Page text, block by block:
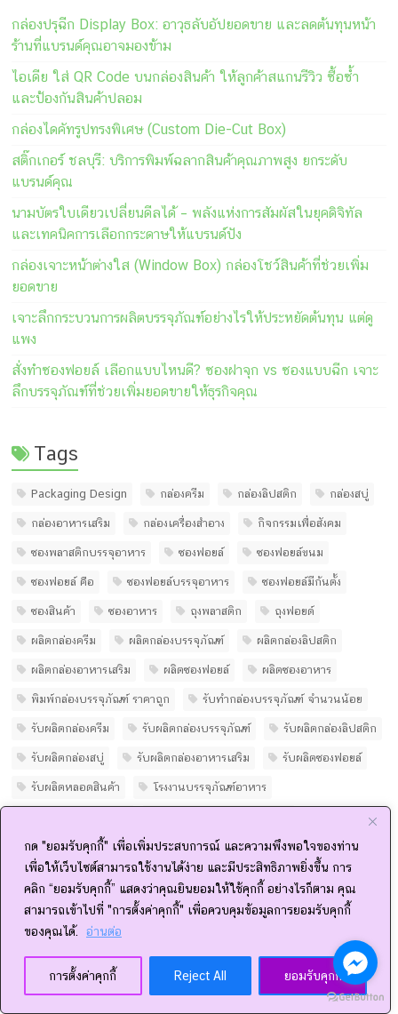
กด "ยอมรับคุกกี้" เพื่อเพิ่มประสบการณ์ และความพึงพอใจของท่าน
เพื่อให้เว็บไซต์สามารถใช้งานได้ง่าย และมีประสิทธิภาพยิ่งขึ้น การ
คลิก “ยอมรับคุกกี้” แสดงว่าคุณยินยอมให้ใช้คุกกี้ อย่างไรก็ตาม คุณ
สามารถเข้าไปที่ "การตั้งค่าคุกกี้" เพื่อควบคุมข้อมูลการยอมรับคุกกี้
ของคุณได้.
อ่านต่อ
การตั้งค่าคุกกี้ Reject All ยอมรับคุกกี้
กล่องปรุฉีก Display Box: อาวุธลับอัปยอดขาย และลดต้นทุนหน้า
ร้านที่แบรนด์คุณอาจมองข้าม
ไอเดีย ใส่ QR Code บนกล่องสินค้า ให้ลูกค้าสแกนรีวิว ซื้อซ้ำ
และป้องกันสินค้าปลอม
กล่องไดคัทรูปทรงพิเศษ (Custom Die-Cut Box)
สติ๊กเกอร์ ชลบุรี: บริการพิมพ์ฉลากสินค้าคุณภาพสูง ยกระดับ
แบรนด์คุณ
นามบัตรใบเดียวเปลี่ยนดีลได้ – พลังแห่งการสัมผัสในยุคดิจิทัล
และเทคนิคการเลือกกระดาษให้แบรนด์ปัง
กล่องเจาะหน้าต่างใส (Window Box) กล่องโชว์สินค้าที่ช่วยเพิ่ม
ยอดขาย
เจาะลึกกระบวนการผลิตบรรจุภัณฑ์อย่างไรให้ประหยัดต้นทุน แต่ดู
แพง
สั่งทำซองฟอยล์ เลือกแบบไหนดี? ซองฝาจุก vs ซองแบบฉีก เจาะ
ลึกบรรจุภัณฑ์ที่ช่วยเพิ่มยอดขายให้ธุรกิจคุณ
Tags
Packaging Design กล่องครีม กล่องลิปสติก กล่องสบู่
กล่องอาหารเสริม กล่องเครื่องสำอาง กิจกรรมเพื่อสังคม
ซองพลาสติกบรรจุอาหาร ซองฟอยล์ ซองฟอยล์ขนม
ซองฟอยล์ คือ ซองฟอยล์บรรจุอาหาร ซองฟอยล์มีก้นตั้ง
ซองสินค้า ซองอาหาร ถุงพลาสติก ถุงฟอยด์
ผลิตกล่องครีม ผลิตกล่องบรรจุภัณฑ์ ผลิตกล่องลิปสติก
ผลิตกล่องอาหารเสริม ผลิตซองฟอยล์ ผลิตซองอาหาร
พิมพ์กล่องบรรจุภัณฑ์ ราคาถูก รับทํากล่องบรรจุภัณฑ์ จํานวนน้อย
รับผลิตกล่องครีม รับผลิตกล่องบรรจุภัณฑ์ รับผลิตกล่องลิปสติก
รับผลิตกล่องสบู่ รับผลิตกล่องอาหารเสริม รับผลิตซองฟอยล์
รับผลิตหลอดสินค้า โรงงานบรรจุภัณฑ์อาหาร
โรงงานผลิตกล่องลิปสติก โรงงานผลิตกล่องอาหารเสริม
โรงงานผลิตซองฟอยล์ โรงงานรับผลิตกล่องบรรจุภัณฑ์
โรงงานรับผลิตกล่องสบู่ โรงงานรับผลิตกล่องอาหารเสริม
โรงพิมพ์กล่อง